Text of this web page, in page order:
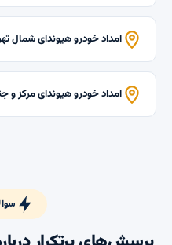
امداد خودرو هیوندای شمال
امداد خودرو هیوندای مرکز و